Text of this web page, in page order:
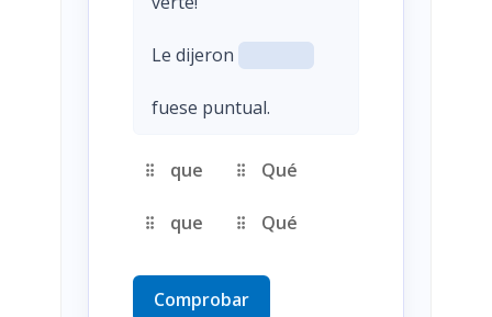
Le dijeron
fuese puntual.
que Qué
que Qué
Comprobar